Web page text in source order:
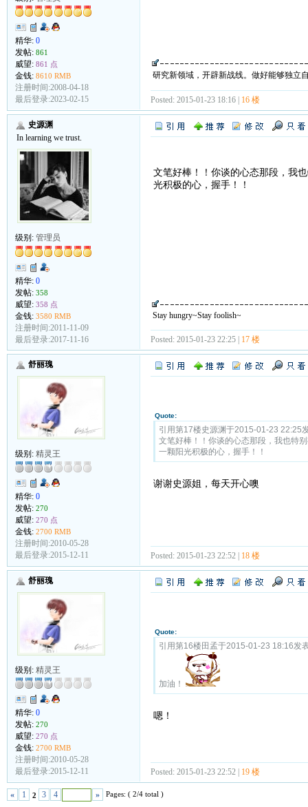
精华: 0
发帖: 861
威望: 861 点
金钱: 8610 RMB
注册时间:2008-04-18
最后登录:2023-02-15
研究新领域，开辟新战线。做好能够独立
Posted: 2015-01-23 18:16 | 16 楼
史源渊
In learning we trust.
级别: 管理员
精华: 0
发帖: 358
威望: 358 点
金钱: 3580 RMB
注册时间:2011-11-09
最后登录:2017-11-16
文笔好棒！！你谈的心态那段，我
光积极的心，握手！！
Stay hungry~Stay foolish~
Posted: 2015-01-23 22:25 | 17 楼
舒丽瑰
级别: 精灵王
精华: 0
发帖: 270
威望: 270 点
金钱: 2700 RMB
注册时间:2010-05-28
最后登录:2015-12-11
Quote:
引用第17楼史源渊于2015-01-23 22:25
文笔好棒！！你谈的心态那段，我也特
一颗阳光积极的心，握手！！
谢谢史源姐，每天开心噢
Posted: 2015-01-23 22:52 | 18 楼
舒丽瑰
级别: 精灵王
精华: 0
发帖: 270
威望: 270 点
金钱: 2700 RMB
注册时间:2010-05-28
最后登录:2015-12-11
Quote:
引用第16楼田孟于2015-01-23 18:16发
加油！
嗯！
Posted: 2015-01-23 22:52 | 19 楼
« 1 2 3 4 » Pages: ( 2/4 total )